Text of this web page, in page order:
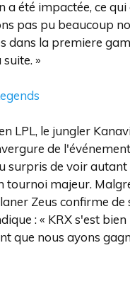
été impactée, ce
pas pu beaucoup
la premiere
»
LPL, le jungler
de
surpris de voir
tournoi majeur.
Zeus confirme
: « KRX s'est
que nous ayons